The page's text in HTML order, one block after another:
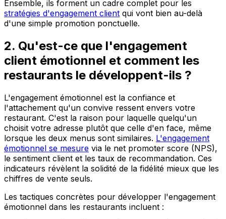
Ensemble, ils forment un cadre complet pour les
stratégies d'engagement client qui vont bien au-delà
d'une simple promotion ponctuelle.
2. Qu'est-ce que l'engagement
client émotionnel et comment les
restaurants le développent-ils ?
L'engagement émotionnel est la confiance et
l'attachement qu'un convive ressent envers votre
restaurant. C'est la raison pour laquelle quelqu'un
choisit votre adresse plutôt que celle d'en face, même
lorsque les deux menus sont similaires. L'engagement
émotionnel se mesure via le net promoter score (NPS),
le sentiment client et les taux de recommandation. Ces
indicateurs révèlent la solidité de la fidélité mieux que les
chiffres de vente seuls.
Les tactiques concrètes pour développer l'engagement
émotionnel dans les restaurants incluent :